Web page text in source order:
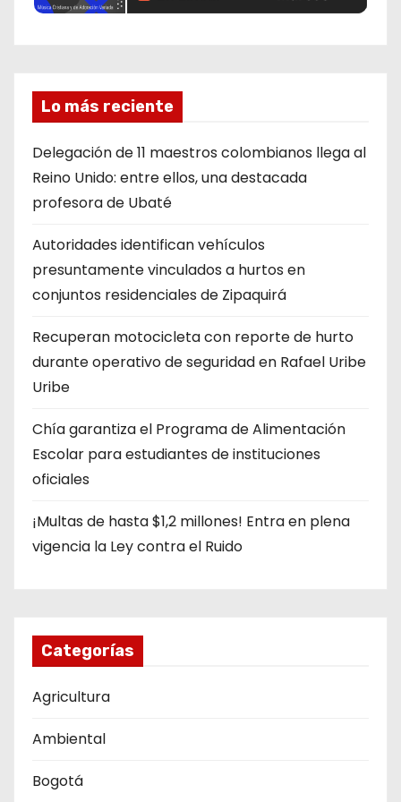
Lo más reciente
Delegación de 11 maestros colombianos llega al
Reino Unido: entre ellos, una destacada
profesora de Ubaté
Autoridades identifican vehículos
presuntamente vinculados a hurtos en
conjuntos residenciales de Zipaquirá
Recuperan motocicleta con reporte de hurto
durante operativo de seguridad en Rafael Uribe
Uribe
Chía garantiza el Programa de Alimentación
Escolar para estudiantes de instituciones
oficiales
¡Multas de hasta $1,2 millones! Entra en plena
vigencia la Ley contra el Ruido
Categorías
Agricultura
Ambiental
Bogotá